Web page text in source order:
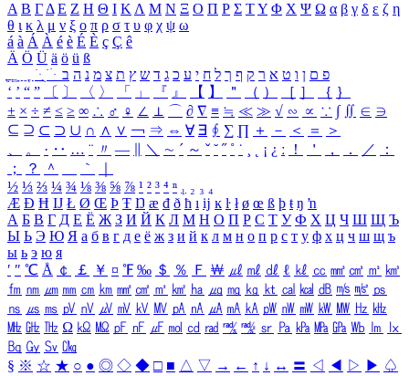
Α Β ΓΔ Ε Ζ Η Θ Ι ΚΛ Μ Ν Ξ Ο Π Ρ Σ ΤΥ Φ Χ Ψ Ω α β γ δ ε ζ η
θ ι κ λ μ ν ξ ο π ρ σ τ υ φ χ ψ ω
á à Á À é è É È ç Ç ê
Ä Ö Ü ä ö ü ß
ִֶֹ ֻּ ׁׂ פ ם ן ו ט א ר ק ף ך ל ח י ע כ ג ד ש ץ ת צ מ נ ה ב
‘ ’ “ ” 〔 〕 〈 〉 「 」 『 』 【 】 ＂ （ ） ［ ］ ｛ ｝
± × ÷ ≠ ≤ ≥ ∞ ∴ ♂ ♀ ∠ ⊥ ⌒ ∂ ∇ ≡ ≒ ≪ ≫ √ ∽ ∝ ∵ ∫ ∬ ∈ ∋
⊆ ⊇ ⊂ ⊃ ∪ ∩ ∧ ∨ ￢ ⇒ ⇔ ∀ ∃ ∮ ∑ ∏ ＋ － ＜ ＝
＞
、
。 · ‥ … ¨ 〃 ― ＼ ∼ ´ ～ ˇ ˘ ˝ ˚ ˙ ¸ ¡ ¿ ː ！ ＇ ， ． ／
：
；
？ ＾ ｀
½ ⅓ ⅔ ¼ ¾ ⅛ ⅜ ⅝ ⅞ ¹ ² ³ ⁴ ⁿ ₁ ₂ ₃ ₄
Æ Ð Ħ Ĳ Ł Ø Œ Þ Ŧ Ŋ æ đ ð ħ ı ĳ ĸ ŀ ł ø œ ß þ ŧ ŋ ŉ
А Б В Г Д Е Ё Ж З И Й К Л М Н О П Р С Т У Ф Х Ц Ч Ш Щ Ъ
Ы Ь Э Ю Я а б в г д е ё ж з и й к л м н о п р с т у ф х ц ч ш щ ъ
ы ь э ю я
′ ″ ℃ Å ￠ ￡ ￥ ¤ ℉ ‰ ＄ ％ Ｆ ￦ ㎕ ㎖ ㎗ ℓ ㎘ ㏄ ㎣ ㎤ ㎥ ㎦
㎙ ㎚ ㎛ ㎜ ㎝ ㎞ ㎟ ㎠ ㎡ ㎢ ㏊ ㎍ ㎎ ㎏ ㏏ ㎈ ㎉ ㏈ ㎧ ㎨ ㎰
㎱ ㎲ ㎳ ㎴ ㎵ ㎶ ㎷ ㎸ ㎹ ㎀ ㎁ ㎂ ㎃ ㎄ ㎺ ㎻ ㎽ ㎾ ㎿ ㎐ ㎑
㎒ ㎓ ㎔ Ω ㏀ ㏁ ㎊ ㎋ ㎌ ㏖ ㏅ ㎭ ㎮ ㎯ ㏛ ㎩ ㎪ ㎫ ㎬ ㏝ ㏐
㏓
㏃ ㏉ ㏜ ㏆
§ ※ ☆ ★ ○ ● ◎ ◇ ◆ □ ■ △ ▽ → ← ↑ ↓ ↔ 〓 ◁ ◀ ▷ ▶ ♤